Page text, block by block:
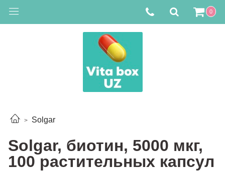
0
Solgar
Solgar, биотин, 5000 мкг,
100 растительных капсул